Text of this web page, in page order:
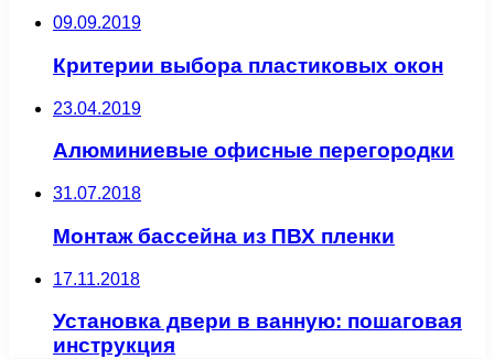
09.09.2019
Критерии выбора пластиковых окон
23.04.2019
Алюминиевые офисные перегородки
31.07.2018
Монтаж бассейна из ПВХ пленки
17.11.2018
Установка двери в ванную: пошаговая
инструкция